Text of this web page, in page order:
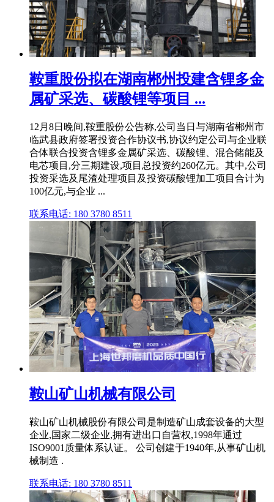
鞍重股份拟在湖南郴州投建含锂多金
属矿采选、碳酸锂等项目 ...
12月8日晚间,鞍重股份公告称,公司当日与湖南省郴州市
临武县政府签署投资合作协议书,协议约定公司与企业联
合体联合投资含锂多金属矿采选、碳酸锂、混合储能及
电芯项目,分三期建设,项目总投资约260亿元。其中,公司
投资采选及尾渣处理项目及投资碳酸锂加工项目合计为
100亿元,与企业 ...
联系电话: 180 3780 8511
鞍山矿山机械有限公司
鞍山矿山机械股份有限公司是制造矿山成套设备的大型
企业,国家二级企业,拥有进出口自营权,1998年通过
ISO9001质量体系认证。 公司创建于1940年,从事矿山机
械制造 .
联系电话: 180 3780 8511